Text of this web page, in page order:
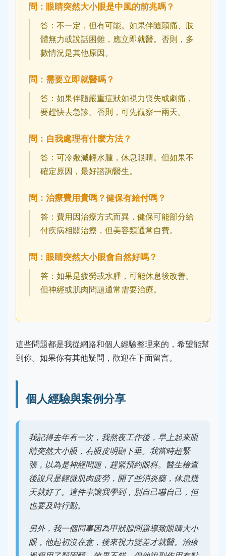
問：眼睛突然大小眼是中風的前兆嗎？
答：不一定，但有可能。如果伴隨頭痛、肢
體無力或說話困難，應立即就醫。否則，多
數情況是其他原因。
問：需要立即就醫嗎？
答：如果伴隨嚴重症狀如視力喪失或劇痛，
要趕快去急診。否則，可先觀察一兩天。
問：自我處理有什麼方法？
答：可冷敷減輕水腫，休息眼睛。但如果不
確定原因，最好諮詢醫生。
問：治療費用貴嗎？健保有給付嗎？
答：費用因治療方式而異，健保可能部分給
付疾病相關治療，但美容類通常自費。
問：眼睛突然大小眼會自然好嗎？
答：如果是疲勞或水腫，可能休息後改善。
但神經或肌肉問題通常需要治療。
這些問題都是我從網路和個人經驗整理來的，希望能幫
到你。如果你有其他疑問，歡迎在下面留言。
個人經驗與案例分享
我記得去年有一次，我熬夜工作後，早上起來眼
睛突然大小眼，右眼皮明顯下垂。我當時超緊
張，以為是神經問題，趕緊預約眼科。醫生檢查
後說只是輕微肌肉疲勞，開了些消炎藥，休息幾
天就好了。這件事讓我學到，別自己嚇自己，但
也要及時行動。
另外，我一個同事因為甲狀腺問題導致眼睛大小
眼，他起初沒在意，後來視力變差才就醫。治療